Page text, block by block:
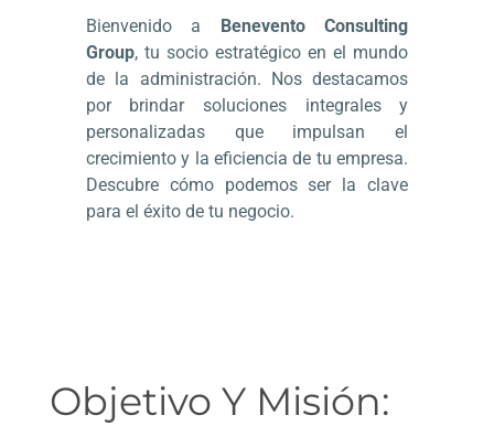
Bienvenido a Benevento Consulting
Group, tu socio estratégico en el mundo
de la administración. Nos destacamos
por brindar soluciones integrales y
personalizadas que impulsan el
crecimiento y la eficiencia de tu empresa.
Descubre cómo podemos ser la clave
para el éxito de tu negocio.
Objetivo Y Misión: